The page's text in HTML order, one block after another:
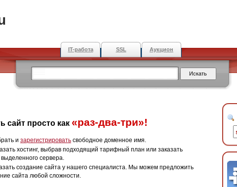
IT-работа SSL Аукцион
сайт просто как «раз-два-три»!
и зарегистрировать свободное доменное имя.
хостинг, выбрав подходящий тарифный план или заказать
выделенного сервера.
создание сайта у нашего специалиста. Мы можем предложить
сайта любой сложности.